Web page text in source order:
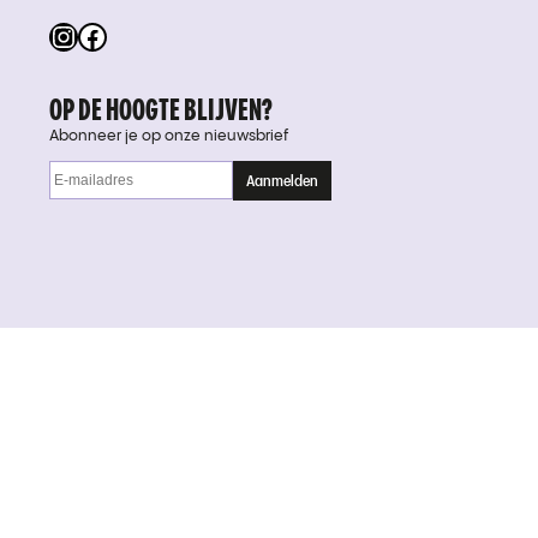
Instagram
Facebook
OP DE HOOGTE BLIJVEN?
Abonneer je op onze nieuwsbrief